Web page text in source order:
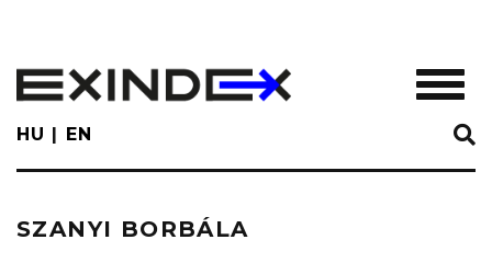
main
content
HU EN
SZANYI BORBÁLA